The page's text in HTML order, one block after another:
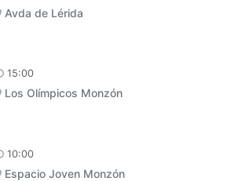
Avda de Lérida
15:00
Los Olímpicos Monzón
10:00
Espacio Joven Monzón